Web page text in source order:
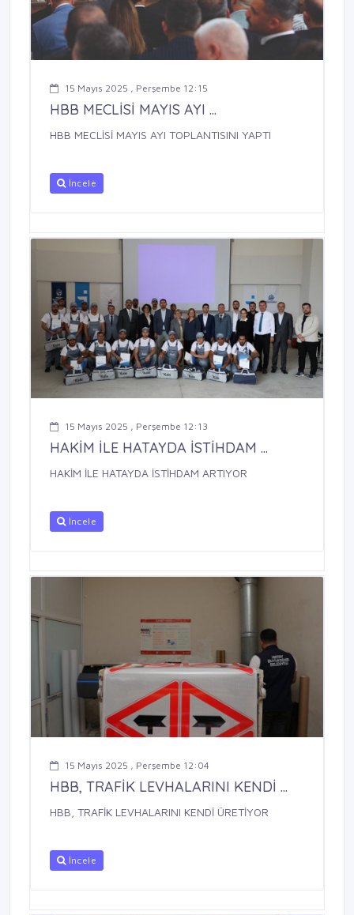
15 Mayıs 2025 , Perşembe 12:15
HBB MECLİSİ MAYIS AYI ...
HBB MECLİSİ MAYIS AYI TOPLANTISINI YAPTI
İncele
15 Mayıs 2025 , Perşembe 12:13
HAKİM İLE HATAYDA İSTİHDAM ...
HAKİM İLE HATAYDA İSTİHDAM ARTIYOR
İncele
15 Mayıs 2025 , Perşembe 12:04
HBB, TRAFİK LEVHALARINI KENDİ ...
HBB, TRAFİK LEVHALARINI KENDİ ÜRETİYOR
İncele